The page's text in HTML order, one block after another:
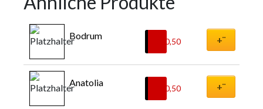
Bodrum
10,50 +¨
Anatolia
10,50 +¨